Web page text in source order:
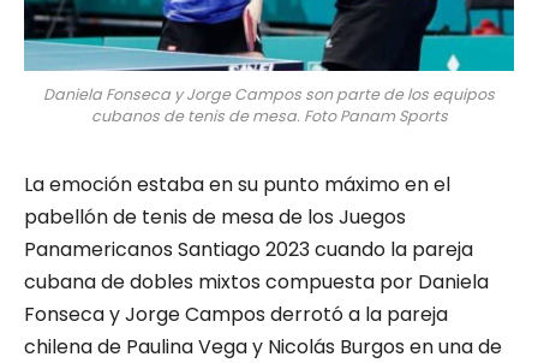
Daniela Fonseca y Jorge Campos son parte de los equipos
cubanos de tenis de mesa. Foto Panam Sports
La emoción estaba en su punto máximo en el
pabellón de tenis de mesa de los Juegos
Panamericanos Santiago 2023 cuando la pareja
cubana de dobles mixtos compuesta por Daniela
Fonseca y Jorge Campos derrotó a la pareja
chilena de Paulina Vega y Nicolás Burgos en una de